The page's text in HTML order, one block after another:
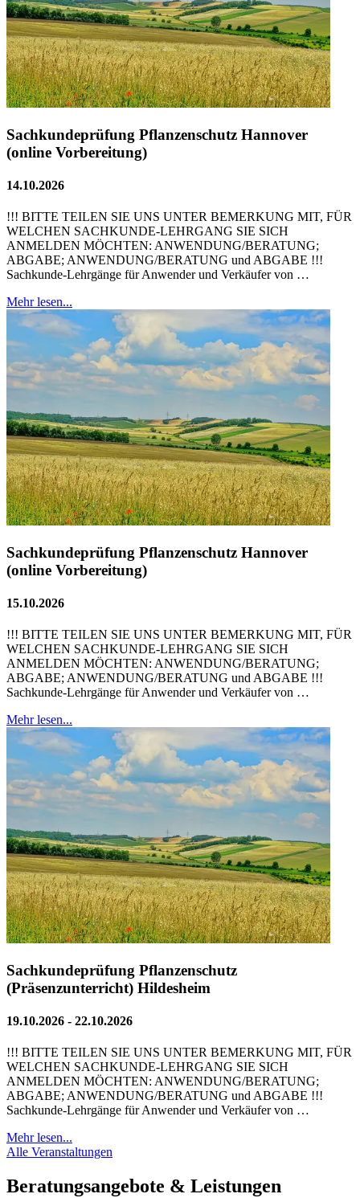
Sachkundeprüfung Pflanzenschutz Hannover
(online Vorbereitung)
14.10.2026
!!! BITTE TEILEN SIE UNS UNTER BEMERKUNG MIT, FÜR
WELCHEN SACHKUNDE-LEHRGANG SIE SICH
ANMELDEN MÖCHTEN: ANWENDUNG/BERATUNG;
ABGABE; ANWENDUNG/BERATUNG und ABGABE !!!
Sachkunde-Lehrgänge für Anwender und Verkäufer von …
Mehr lesen...
Sachkundeprüfung Pflanzenschutz Hannover
(online Vorbereitung)
15.10.2026
!!! BITTE TEILEN SIE UNS UNTER BEMERKUNG MIT, FÜR
WELCHEN SACHKUNDE-LEHRGANG SIE SICH
ANMELDEN MÖCHTEN: ANWENDUNG/BERATUNG;
ABGABE; ANWENDUNG/BERATUNG und ABGABE !!!
Sachkunde-Lehrgänge für Anwender und Verkäufer von …
Mehr lesen...
Sachkundeprüfung Pflanzenschutz
(Präsenzunterricht) Hildesheim
19.10.2026 - 22.10.2026
!!! BITTE TEILEN SIE UNS UNTER BEMERKUNG MIT, FÜR
WELCHEN SACHKUNDE-LEHRGANG SIE SICH
ANMELDEN MÖCHTEN: ANWENDUNG/BERATUNG;
ABGABE; ANWENDUNG/BERATUNG und ABGABE !!!
Sachkunde-Lehrgänge für Anwender und Verkäufer von …
Mehr lesen...
Alle Veranstaltungen
Beratungsangebote & Leistungen